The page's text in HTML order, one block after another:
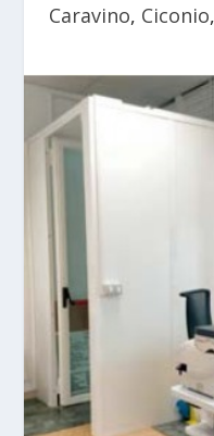
Caravino, Ciconio,